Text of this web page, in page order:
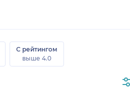
С рейтингом
выше 4.0